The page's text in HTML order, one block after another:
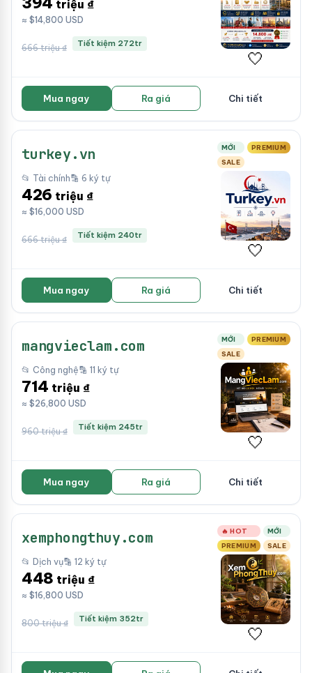
triệu ₫
≈ $14,800 USD
666 triệu ₫ Tiết kiệm 272tr
🤍
Mua ngay Ra giá Chi tiết
turkey.vn MỚI
PREMIUM
SALE
📂 Tài chính🔡 6 ký tự
426 triệu ₫
≈ $16,000 USD
666 triệu ₫ Tiết kiệm 240tr
🤍
Mua ngay Ra giá Chi tiết
mangvieclam.com MỚI
PREMIUM
SALE
📂 Công nghệ🔡 11 ký tự
714 triệu ₫
≈ $26,800 USD
960 triệu ₫ Tiết kiệm 245tr
🤍
Mua ngay Ra giá Chi tiết
xemphongthuy.com 🔥 HOT
MỚI
PREMIUM
SALE
📂 Dịch vụ🔡 12 ký tự
448 triệu ₫
≈ $16,800 USD
800 triệu ₫ Tiết kiệm 352tr
🤍